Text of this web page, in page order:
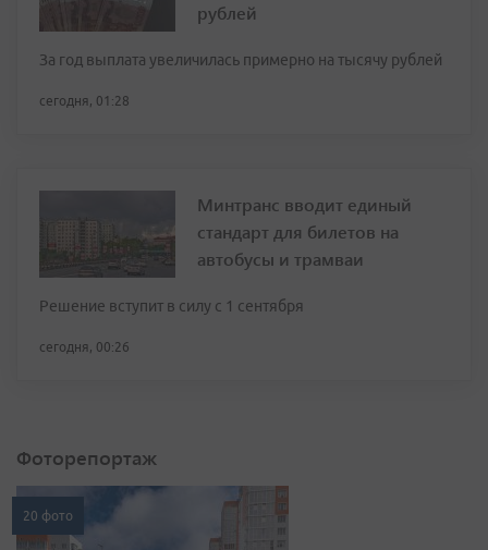
рублей
За год выплата увеличилась примерно на тысячу рублей
сегодня, 01:28
Минтранс вводит единый
стандарт для билетов на
автобусы и трамваи
Решение вступит в силу с 1 сентября
сегодня, 00:26
Фоторепортаж
20 фото